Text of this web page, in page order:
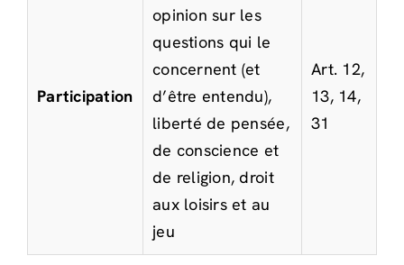
Participation
opinion sur les
questions qui le
concernent (et
d’être entendu),
liberté de pensée,
de conscience et
de religion, droit
aux loisirs et au
jeu
Art. 12,
13, 14,
31